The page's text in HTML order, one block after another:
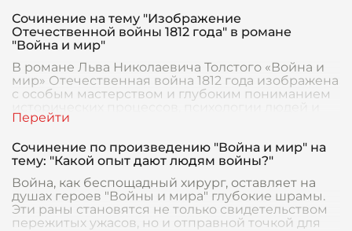
Сочинение на тему "Изображение
Отечественной войны 1812 года" в романе
"Война и мир"
В романе Льва Николаевича Толстого «Война и
мир» Отечественная война 1812 года изображена
с особым мастерством и глубоким пониманием
наци
Сочинение по произведению "Война и мир" на
тему: "Какой опыт дают людям войны?"
Война, как беспощадный хирург, оставляет на
душах героев "Войны и мира" глубокие шрамы.
Эти раны становятся не только свидетельством
пережитых ужасов, но и отправной точкой для